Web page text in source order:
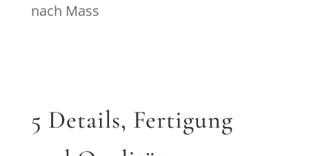
nach Mass
5 Details, Fertigung